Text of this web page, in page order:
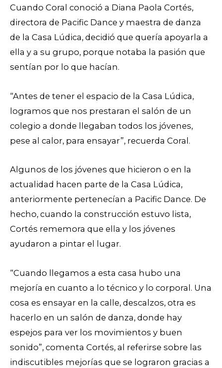
Cuando Coral conoció a Diana Paola Cortés,
directora de Pacific Dance y maestra de danza
de la Casa Lúdica, decidió que quería apoyarla a
ella y a su grupo, porque notaba la pasión que
sentían por lo que hacían.
“Antes de tener el espacio de la Casa Lúdica,
logramos que nos prestaran el salón de un
colegio a donde llegaban todos los jóvenes,
pese al calor, para ensayar”, recuerda Coral.
Algunos de los jóvenes que hicieron o en la
actualidad hacen parte de la Casa Lúdica,
anteriormente pertenecían a Pacific Dance. De
hecho, cuando la construcción estuvo lista,
Cortés rememora que ella y los jóvenes
ayudaron a pintar el lugar.
“Cuando llegamos a esta casa hubo una
mejoría en cuanto a lo técnico y lo corporal. Una
cosa es ensayar en la calle, descalzos, otra es
hacerlo en un salón de danza, donde hay
espejos para ver los movimientos y buen
sonido”, comenta Cortés, al referirse sobre las
indiscutibles mejorías que se lograron gracias a